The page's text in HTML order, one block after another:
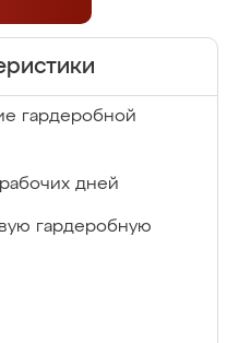
гардеробной
дней
гардеробную